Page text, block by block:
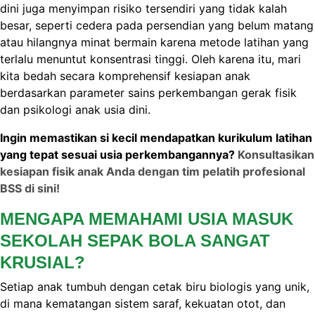
dini juga menyimpan risiko tersendiri yang tidak kalah
besar, seperti cedera pada persendian yang belum matang
atau hilangnya minat bermain karena metode latihan yang
terlalu menuntut konsentrasi tinggi. Oleh karena itu, mari
kita bedah secara komprehensif kesiapan anak
berdasarkan parameter sains perkembangan gerak fisik
dan psikologi anak usia dini.
Ingin memastikan si kecil mendapatkan kurikulum latihan
yang tepat sesuai usia perkembangannya? Konsultasikan
kesiapan fisik anak Anda dengan tim pelatih profesional
BSS di sini!
MENGAPA MEMAHAMI USIA MASUK
SEKOLAH SEPAK BOLA SANGAT
KRUSIAL?
Setiap anak tumbuh dengan cetak biru biologis yang unik,
di mana kematangan sistem saraf, kekuatan otot, dan